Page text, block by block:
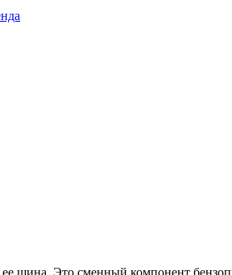
шина. Это сменный компонент